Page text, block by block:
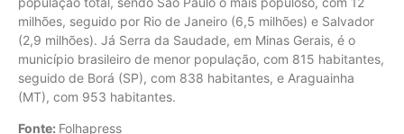
milhões, seguido por Rio de Janeiro (6,5 milhões) e Salvador
(2,9 milhões). Já Serra da Saudade, em Minas Gerais, é o
município brasileiro de menor população, com 815 habitantes,
seguido de Borá (SP), com 838 habitantes, e Araguainha
(MT), com 953 habitantes.
Fonte: Folhapress